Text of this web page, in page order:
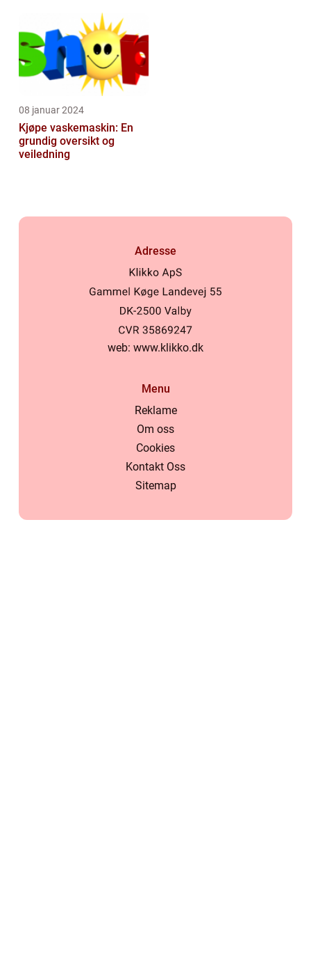
08 januar 2024
Kjøpe vaskemaskin: En
grundig oversikt og
veiledning
Adresse
web: www.klikko.dk
Menu
Reklame
Om oss
Cookies
Kontakt Oss
Sitemap